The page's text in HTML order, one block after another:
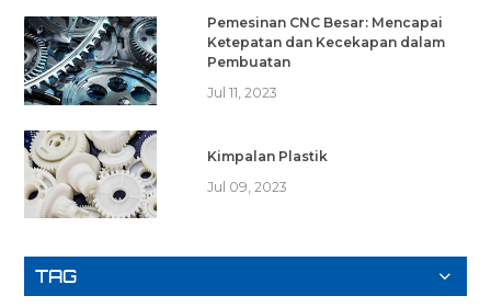
Pemesinan CNC Besar: Mencapai
Ketepatan dan Kecekapan dalam
Pembuatan
Jul 11, 2023
Kimpalan Plastik
Jul 09, 2023
TAG